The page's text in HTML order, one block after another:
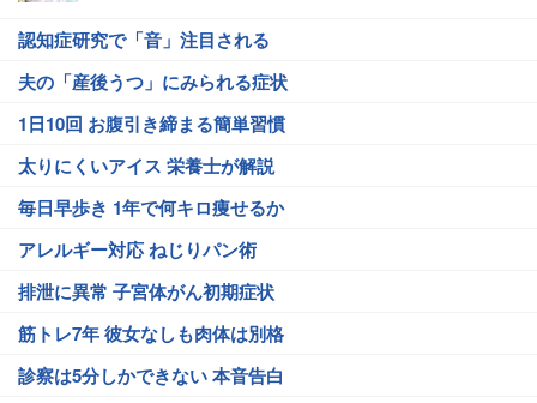
認知症研究で「音」注目される
夫の「産後うつ」にみられる症状
1日10回 お腹引き締まる簡単習慣
太りにくいアイス 栄養士が解説
毎日早歩き 1年で何キロ痩せるか
アレルギー対応 ねじりパン術
排泄に異常 子宮体がん初期症状
筋トレ7年 彼女なしも肉体は別格
診察は5分しかできない 本音告白